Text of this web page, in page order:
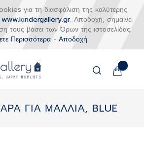
για τη διασφάλιση της καλύτερης
www.kindergallery.gr. Αποδοχή, σημαίνει
τους βάσει των Όρων της ιστοσελίδας.
Περισσότερα- Αποδοχή
Το
ΓΙΑ ΜΑΛΛΙΑ, BLUE